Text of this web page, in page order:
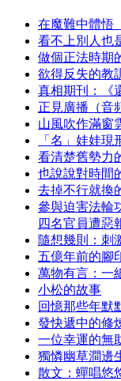
在魔難中體悟
看不上別人也
做個正法時期
欲得反失的教訓
真相期刊：《
正見廣播（音
山風吹作滿窗
「名」娃娃現
看清楚舊勢力
也說說對時間
去掉不行就換
參與迫害法輪
四名官員遭惡
隨想幾則：刺
五億年前的腳
萬物有言：一
小松的故事
回憶那些年默
發快遞中的修
一位幸運的無
獨憐幽草澗邊
散文：蟬唱悠